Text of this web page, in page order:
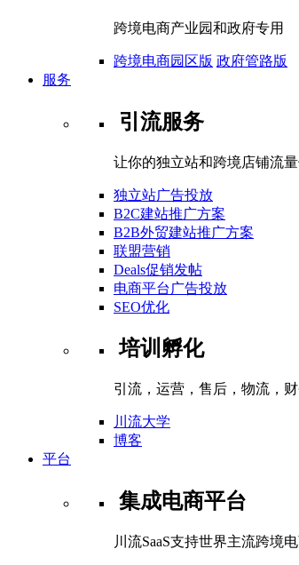
跨境电商产业园和政府专用
跨境电商园区版 政府管路版
服务
引流服务
让你的独立站和跨境店铺流
独立站广告投放
B2C建站推广方案
B2B外贸建站推广方案
联盟营销
Deals促销发帖
电商平台广告投放
SEO优化
培训孵化
引流，运营，售后，物流，财
川流大学
博客
平台
集成电商平台
川流SaaS支持世界主流跨境电